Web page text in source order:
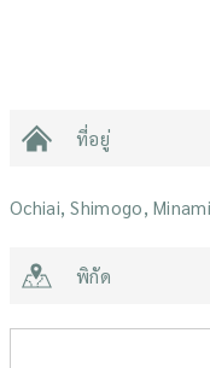
ที่อยู่
Ochiai, Shimogo,
พิกัด